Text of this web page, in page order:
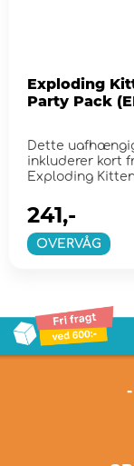
Exploding
Party Pack
Dette
inkluderer kort
Exploding
E...
OVERVÅG
241,-
-